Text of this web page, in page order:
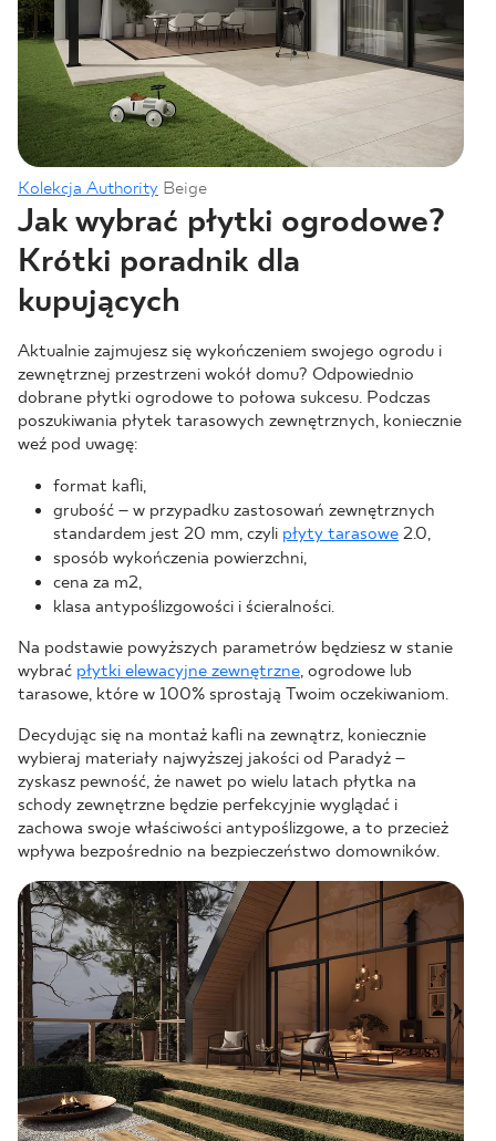
Kolekcja Authority Beige
Jak wybrać płytki ogrodowe?
Krótki poradnik dla
kupujących
Aktualnie zajmujesz się wykończeniem swojego ogrodu i
zewnętrznej przestrzeni wokół domu? Odpowiednio
dobrane płytki ogrodowe to połowa sukcesu. Podczas
poszukiwania płytek tarasowych zewnętrznych, koniecznie
weź pod uwagę:
format kafli,
grubość – w przypadku zastosowań zewnętrznych
standardem jest 20 mm, czyli płyty tarasowe 2.0,
sposób wykończenia powierzchni,
cena za m2,
klasa antypoślizgowości i ścieralności.
Na podstawie powyższych parametrów będziesz w stanie
wybrać płytki elewacyjne zewnętrzne, ogrodowe lub
tarasowe, które w 100% sprostają Twoim oczekiwaniom.
Decydując się na montaż kafli na zewnątrz, koniecznie
wybieraj materiały najwyższej jakości od Paradyż –
zyskasz pewność, że nawet po wielu latach płytka na
schody zewnętrzne będzie perfekcyjnie wyglądać i
zachowa swoje właściwości antypoślizgowe, a to przecież
wpływa bezpośrednio na bezpieczeństwo domowników.